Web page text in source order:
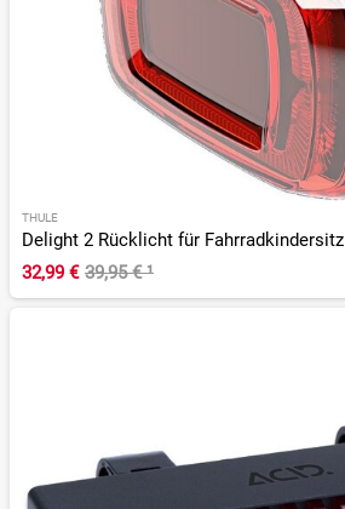
THULE
Delight 2 Rücklicht für Fahrradkindersitz
32,99 € 39,95 €¹